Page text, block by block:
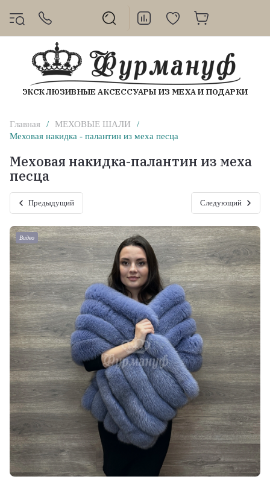
ЭКСКЛЮЗИВНЫЕ АКСЕССУАРЫ ИЗ МЕХА И ПОДАРКИ
Главная / МЕХОВЫЕ ШАЛИ
/
Меховая накидка - палантин из меха песца
Меховая накидка-палантин из меха
песца
Предыдущий Следующий
Видео